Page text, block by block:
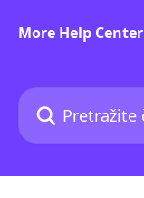
More Help Center
Pretražite članke...